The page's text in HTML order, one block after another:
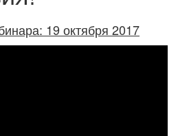
19 октября 2017